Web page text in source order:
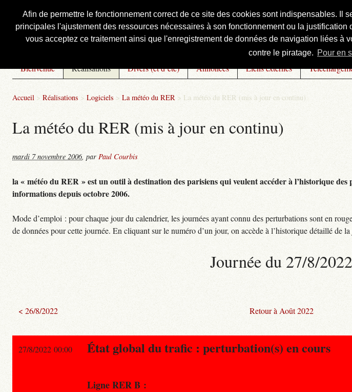
Afin de permettre le fonctionnement correct de ce site des cookies sont indispensables. Il
principales l'ajustement des ressources nécessaires à son fonctionnement ou la
vous acceptez ce traitement ainsi que l'enregistrement de données de navigation liées à
contre le piratage. Pour en
Courbis, « LE » Blog Officiel
Bienvenue Réalisations Divers (et d’été) Annonces Liens externes
Accueil > Réalisations > Logiciels > La météo du RER > La météo du RER (mis à jour en continu)
La météo du RER (mis à jour en continu)
mardi 7 novembre 2006, par Paul Courbis
la « météo du RER » est un outil à destination des parisiens qui veulent accéder à l’historique
informations depuis octobre 2006.
Mode d’emploi : pour chaque jour du calendrier, les journées ayant connu des perturbations sont en
de données pour cette journée. En cliquant sur le numéro d’un jour, on accède à l’historique détaillé de
Journée du 27/8/2022
< 26/8/2022 Retour à Août 2022
27/8/2022 00:00 État global du trafic : perturbation(s) en cours
Ligne RER B :